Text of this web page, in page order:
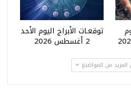
توقعـات الأبراج اليوم الأحد
2 أغسطس 2026
المزيد من المواضيع